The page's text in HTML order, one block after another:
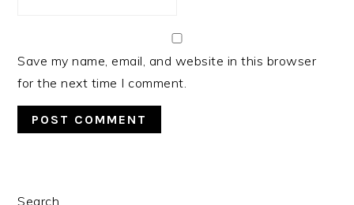
Save my name, email, and website in this browser
for the next time I comment.
PRIMARY
Search